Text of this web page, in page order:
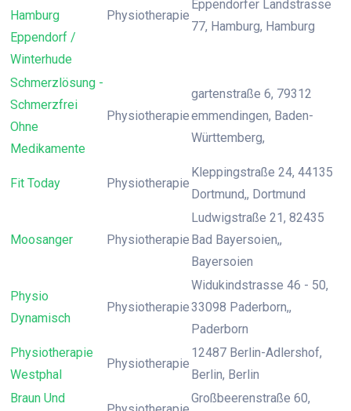
Hamburg
Eppendorf /
Winterhude
Physiotherapie
Eppendorfer Landstrasse
77, Hamburg, Hamburg
Schmerzlösung -
Schmerzfrei
Ohne
Medikamente
Physiotherapie
gartenstraße 6, 79312
emmendingen, Baden-
Württemberg,
Fit Today Physiotherapie
Kleppingstraße 24, 44135
Dortmund,, Dortmund
Moosanger Physiotherapie
Ludwigstraße 21, 82435
Bad Bayersoien,,
Bayersoien
Physio
Dynamisch
Physiotherapie
Widukindstrasse 46 - 50,
33098 Paderborn,,
Paderborn
Physiotherapie
Westphal
Physiotherapie
12487 Berlin-Adlershof,
Berlin, Berlin
Braun Und
Großbeerenstraße 60,